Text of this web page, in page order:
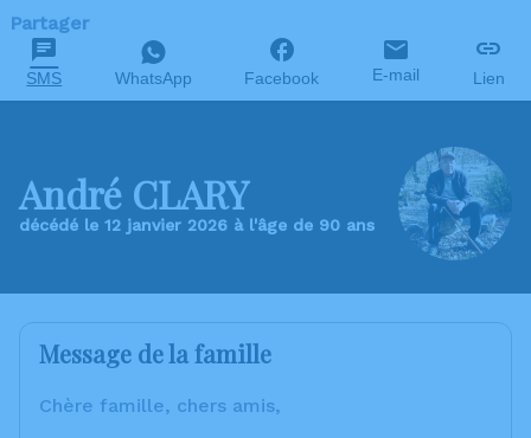
Partager
SMS WhatsApp Facebook E-mail Lien
André CLARY
décédé le 12 janvier 2026 à l'âge de 90 ans
Message de la famille
Chère famille, chers amis,